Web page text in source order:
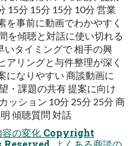
15分 15分 15分 10分 営業
を事前に動画でわかやすく
を傾聴と対話に使い切れる
いタイミングで 相⼿の興
アリングと与件整理が深く
になりやすい 商談動画に
・課題の共有 提案に向け
ッション 10分 25分 25分 商
傾聴質問 対話
容の変化 Copyright